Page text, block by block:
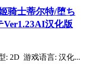
骑士蒂尔特/堕ち
Ver1.23AI汉化版
: 2D 游戏语言: 汉化...